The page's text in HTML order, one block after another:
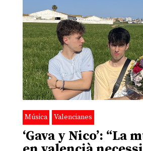
Música Valencianes
‘Gava y Nico’: “La